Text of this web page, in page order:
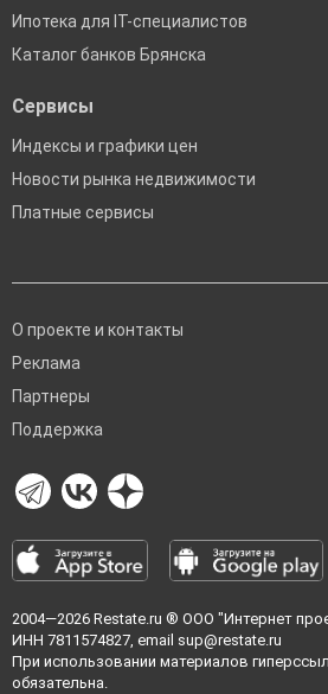
Ипотека для IT-специалистов
Каталог банков Брянска
Сервисы
Индексы и графики цен
Новости рынка недвижимости
Платные сервисы
О проекте и контакты
Реклама
Партнеры
Поддержка
2004—2026 Restate.ru ® ООО "Интернет
ИНН 7811574827, email sup@restate.ru
При использовании материалов
обязательна.